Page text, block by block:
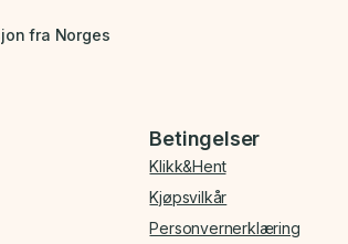
fra Norges
Betingelser
Klikk&Hent
Kjøpsvilkår
Personvernerklæring